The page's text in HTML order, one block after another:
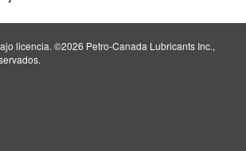
licencia. ©2026 Petro‐Canada Lubricants Inc.,